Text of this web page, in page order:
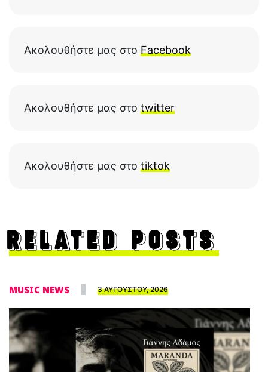
Ακολουθήστε μας στο Facebook
Ακολουθήστε μας στο twitter
Ακολουθήστε μας στο tiktok
RELATED POSTS
MUSIC NEWS 3 ΑΥΓΟΥΣΤΟΥ, 2026